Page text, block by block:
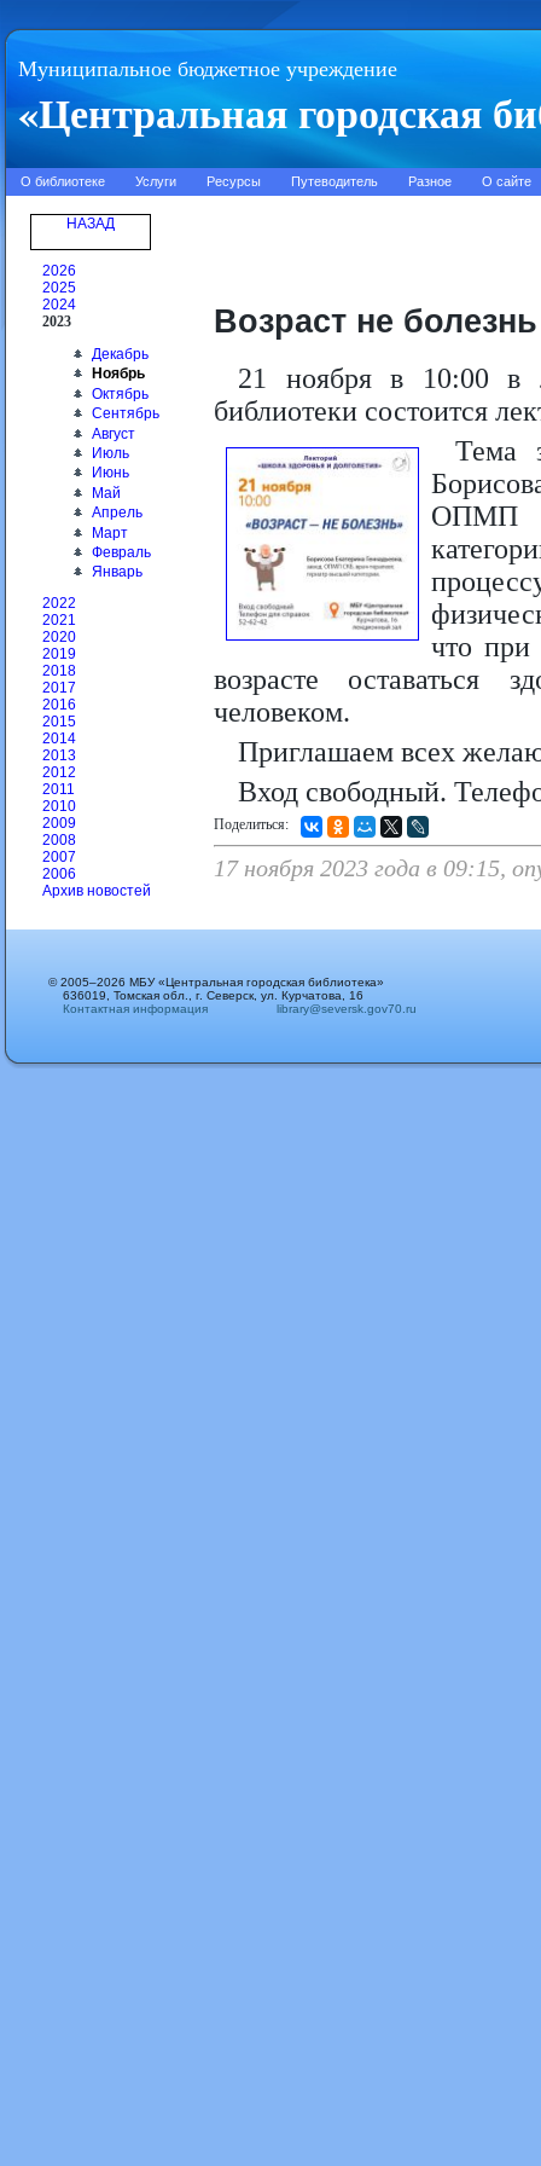
Муниципальное бюджетное учреждение
«Центральная городская
О библиотеке Услуги Ресурсы Путеводитель Разное О сайте
НАЗАД
2026
2025
2024
2023
Декабрь
Ноябрь
Октябрь
Сентябрь
Август
Июль
Июнь
Май
Апрель
Март
Февраль
Январь
2022
2021
2020
2019
2018
2017
2016
2015
2014
2013
2012
2011
2010
2009
2008
2007
2006
Архив новостей
Возраст не болезнь
21 ноября в 10:00 в
библиотеки состоится
Тема
ОПМП
что при
возрасте оставаться
человеком.
Приглашаем всех
Вход свободный.
Поделиться:
17 ноября 2023 года в 09:15,
© 2005–2026 МБУ «Центральная городская библиотека»
636019, Томская обл., г. Северск, ул. Курчатова, 16
Контактная информация
library@seversk.gov70.ru